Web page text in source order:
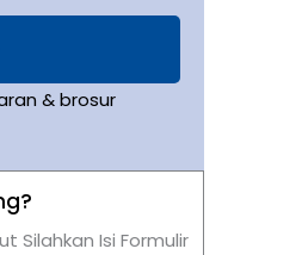
& brosur
Silahkan Isi Formulir